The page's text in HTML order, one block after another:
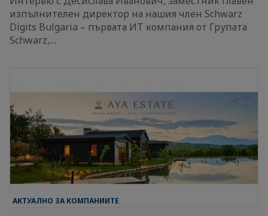
изпълнителен директор на нашия член Schwarz
Digits Bulgaria – първата ИТ компания от Групата
Schwarz,…
АКТУАЛНО ЗА КОМПАНИИТЕ